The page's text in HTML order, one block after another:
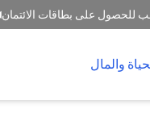
للحصول على بطاقات الائتمان
والمال